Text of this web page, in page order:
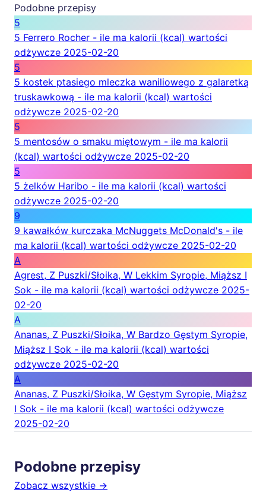
Podobne przepisy
5
5 Ferrero Rocher - ile ma kalorii (kcal) wartości
odżywcze 2025-02-20
5
5 kostek ptasiego mleczka waniliowego z galaretką
truskawkową - ile ma kalorii (kcal) wartości
odżywcze 2025-02-20
5
5 mentosów o smaku miętowym - ile ma kalorii
(kcal) wartości odżywcze 2025-02-20
5
5 żelków Haribo - ile ma kalorii (kcal) wartości
odżywcze 2025-02-20
9
9 kawałków kurczaka McNuggets McDonald's - ile
ma kalorii (kcal) wartości odżywcze 2025-02-20
A
Agrest, Z Puszki/Słoika, W Lekkim Syropie, Miąższ I
Sok - ile ma kalorii (kcal) wartości odżywcze 2025-
02-20
A
Ananas, Z Puszki/Słoika, W Bardzo Gęstym Syropie,
Miąższ I Sok - ile ma kalorii (kcal) wartości
odżywcze 2025-02-20
A
Ananas, Z Puszki/Słoika, W Gęstym Syropie, Miąższ
I Sok - ile ma kalorii (kcal) wartości odżywcze
2025-02-20
Podobne przepisy
Zobacz wszystkie →